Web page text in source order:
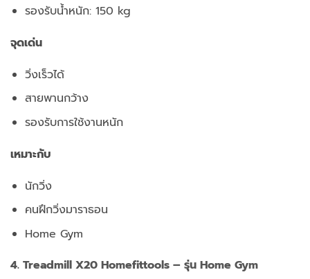
รองรับน้ำหนัก: 150 kg
จุดเด่น
วิ่งเร็วได้
สายพานกว้าง
รองรับการใช้งานหนัก
เหมาะกับ
นักวิ่ง
คนฝึกวิ่งมาราธอน
Home Gym
4. Treadmill X20 Homefittools – รุ่น Home Gym